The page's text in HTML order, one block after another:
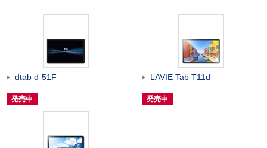
dtab d-51F
発売中
LAVIE Tab T11d
発売中